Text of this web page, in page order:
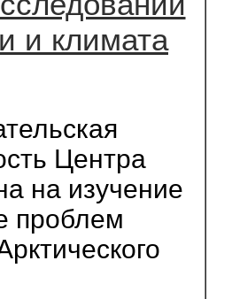
и климата
Центра
на изучение
проблем